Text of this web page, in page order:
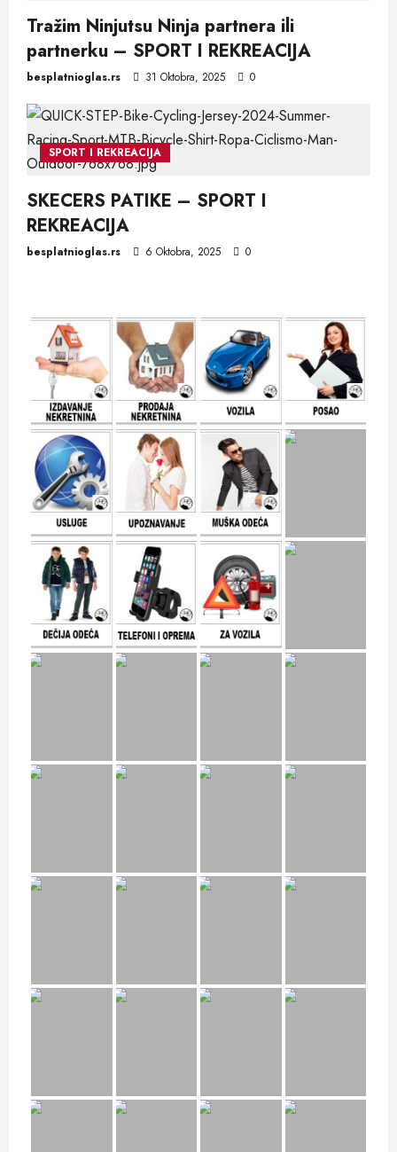
Tražim Ninjutsu Ninja partnera ili
partnerku – SPORT I REKREACIJA
besplatnioglas.rs 31 Oktobra, 2025 0
SPORT I REKREACIJA
SKECERS PATIKE – SPORT I
REKREACIJA
besplatnioglas.rs 6 Oktobra, 2025 0